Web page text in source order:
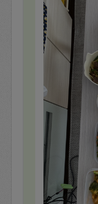
・チキン南蛮用
・プルコギチャ
・カラフルチー
・ほうれん草の
・おから入り大
・ささみともや
・トロトロチー
・ほうれん草と
・ジャガイモ、
・キャベツとネ
・舞茸とニラの
・鶏団子入りポ
リクエストのチ
っ先にお腹いっ
です！
ポトフもキャベ
とても美味しかっ
また次回も楽し